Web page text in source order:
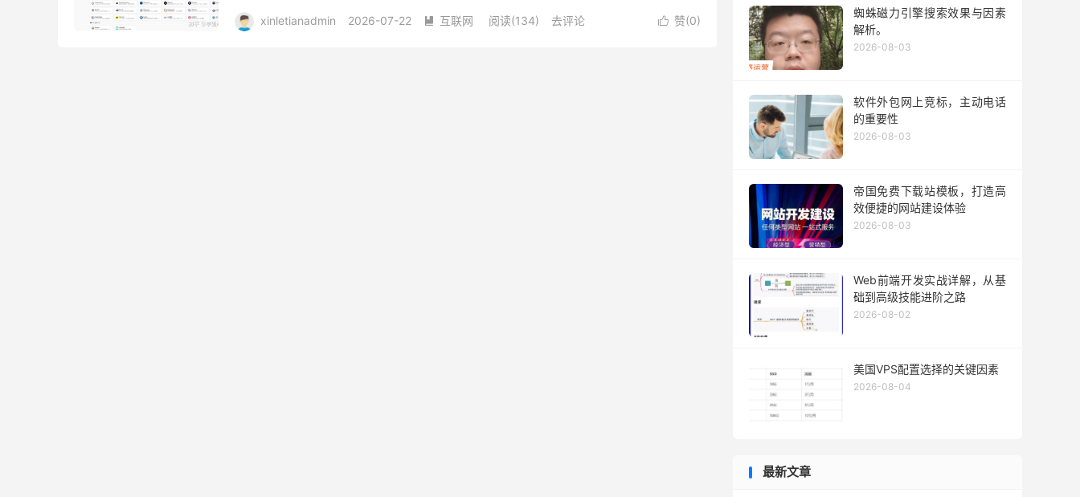
 赞(0)
xinletianadmin 2026-07-22  互联网 阅读(134) 去评论
蜘蛛磁力引擎搜索效果与因素
解析。
2026-08-03
软件外包网上竞标，主动电话
的重要性
2026-08-03
帝国免费下载站模板，打造高
效便捷的网站建设体验
2026-08-03
Web前端开发实战详解，从基
础到高级技能进阶之路
2026-08-02
美国VPS配置选择的关键因素
2026-08-04
最新文章